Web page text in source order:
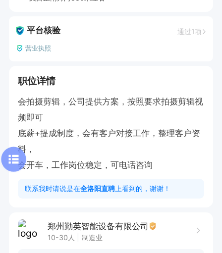
平台核验 通过1项
营业执照
职位详情
会拍摄剪辑，公司提供方案，按照要求拍摄剪辑视
频即可
底薪+提成制度，会有客户对接工作，整理客户资
料，
会开车，工作岗位稳定，可电话咨询
联系我时请说是在全洛阳直聘 上看到的，谢谢！
郑州勤英智能设备有限公司
10-30人 制造业